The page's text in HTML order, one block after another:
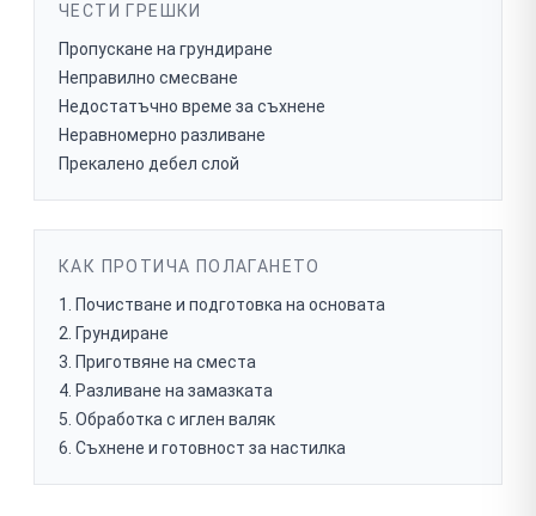
ЧЕСТИ ГРЕШКИ
Пропускане на грундиране
Неправилно смесване
Недостатъчно време за съхнене
Неравномерно разливане
Прекалено дебел слой
КАК ПРОТИЧА ПОЛАГАНЕТО
Почистване и подготовка на основата
Грундиране
Приготвяне на сместа
Разливане на замазката
Обработка с иглен валяк
Съхнене и готовност за настилка